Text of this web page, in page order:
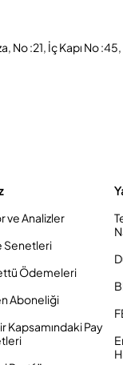
No :21, İç Kapı No
ve Analizler
Senetleri
Ödemeleri
Aboneliği
Kapsamındaki Pay